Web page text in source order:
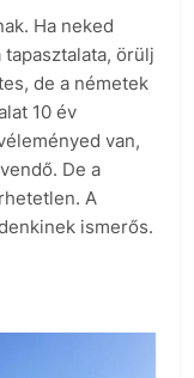
Ha neked
örülj
de a németek
10 év
van,
De a
A
ismerős.